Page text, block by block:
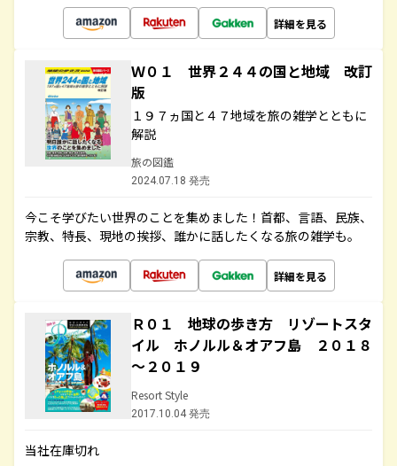
詳細を見る
Ｗ０１ 世界２４４の国と地域 改訂
版
１９７ヵ国と４７地域を旅の雑学とともに
解説
旅の図鑑
2024.07.18 発売
今こそ学びたい世界のことを集めました！首都、言語、民族、
宗教、特長、現地の挨拶、誰かに話したくなる旅の雑学も。
詳細を見る
Ｒ０１ 地球の歩き方 リゾートスタ
イル ホノルル＆オアフ島 ２０１８
～２０１９
Resort Style
2017.10.04 発売
当社在庫切れ